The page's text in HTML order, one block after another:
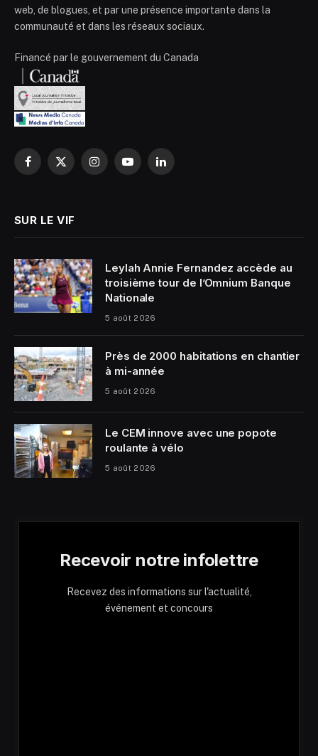
web, de blogues, et par une présence importante dans la
communauté et dans les réseaux sociaux.
Financé par le gouvernement du Canada
Facebook
X
InstagramYouTubeLinkedIn
SUR LE VIF
Leylah Annie Fernandez accède au
troisième tour de l’Omnium Banque
Nationale
5 août 2026
Près de 2000 habitations en chantier
à mi-année
5 août 2026
Le CEM innove avec une popote
roulante à vélo
5 août 2026
Recevoir notre infolettre
Recevez des informations sur l'actualité,
événement et concours